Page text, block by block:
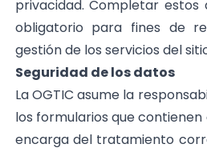
privacidad. Completar
obligatorio para fines de
gestión de los servicios del
Seguridad de los datos
La OGTIC asume la
los formularios que
encarga del tratamiento